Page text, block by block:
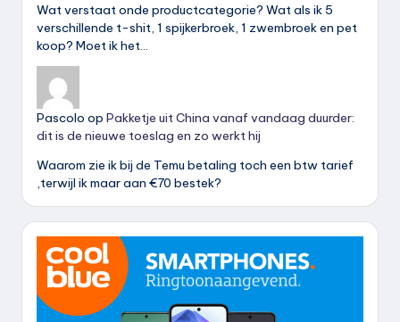
Wat verstaat onde productcategorie? Wat als ik 5
verschillende t-shit, 1 spijkerbroek, 1 zwembroek en pet
koop? Moet ik het…
Pascolo op Pakketje uit China vanaf vandaag duurder:
dit is de nieuwe toeslag en zo werkt hij
Waarom zie ik bij de Temu betaling toch een btw tarief
,terwijl ik maar aan €70 bestek?